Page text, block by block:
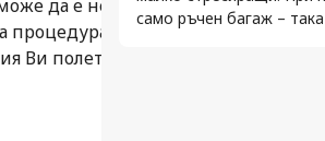
да е необходима виза.
процедура за регистрация и
Ви полет.
само ръчен багаж –